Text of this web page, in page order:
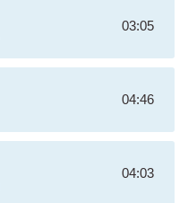
03:05
04:46
04:03